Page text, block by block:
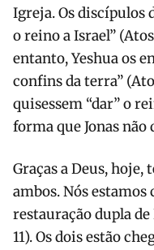
Igreja. Os discípulos
o reino a Israel”
entanto, Yeshua os
confins da terra”
quisessem “dar” o
forma que Jonas não
Graças a Deus,
ambos. Nós estamos
restauração dupla
11). Os dois estão